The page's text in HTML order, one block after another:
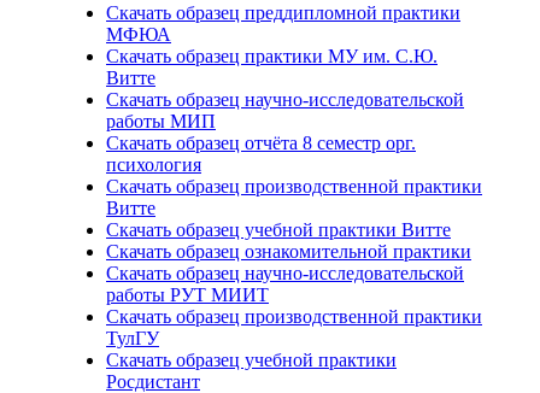
Скачать образец преддипломной практики
МФЮА
Скачать образец практики МУ им. С.Ю.
Витте
Скачать образец научно-исследовательской
работы МИП
Скачать образец отчёта 8 семестр орг.
психология
Скачать образец производственной практики
Витте
Скачать образец учебной практики Витте
Скачать образец ознакомительной практики
Скачать образец научно-исследовательской
работы РУТ МИИТ
Скачать образец производственной практики
ТулГУ
Скачать образец учебной практики
Росдистант